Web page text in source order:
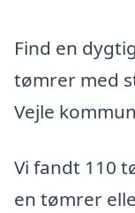
Find en
tømrer med
Vejle
Vi fandt 110
en tømrer